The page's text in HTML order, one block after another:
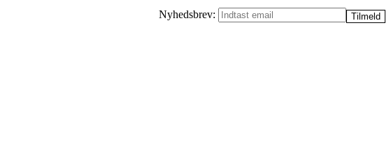
Nyhedsbrev: